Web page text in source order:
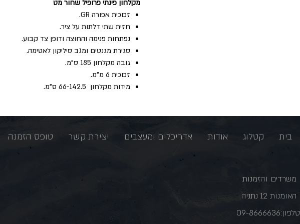
מקלחון פינתי פרופיל שחור מט
זכוכית אפורה GR.
חזית שתי דלתות על ציר.
נפתחות פנימה והחוצה ודופן צד קבוע.
סגירת מגנטים ומגב סיליקון לאטימה.
גובה‭ ‬מקלחון ‬185 ‬ס"מ‭. ‬
זכוכית‭ ‬6‭ ‬מ"מ‭. ‬
מידות ‬מקלחון ‭ 66-142.5 ‬ס"מ‭. ‬
בית קטלוג אודות אדריכלים ומעצבים יצירת קשר טופס הזמנה
משרדים והזמנות
האומנות 12 נתניה
טלפון:09-8666636